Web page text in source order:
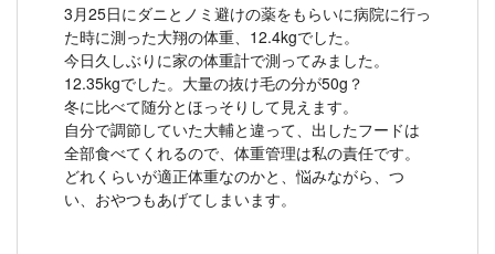
3月25日にダニとノミ避けの薬をもらいに病院に行っ
た時に測った大翔の体重、12.4kgでした。
今日久しぶりに家の体重計で測ってみました。
12.35kgでした。大量の抜け毛の分が50g？
冬に比べて随分とほっそりして見えます。
自分で調節していた大輔と違って、出したフードは
全部食べてくれるので、体重管理は私の責任です。
どれくらいが適正体重なのかと、悩みながら、つ
い、おやつもあげてしまいます。